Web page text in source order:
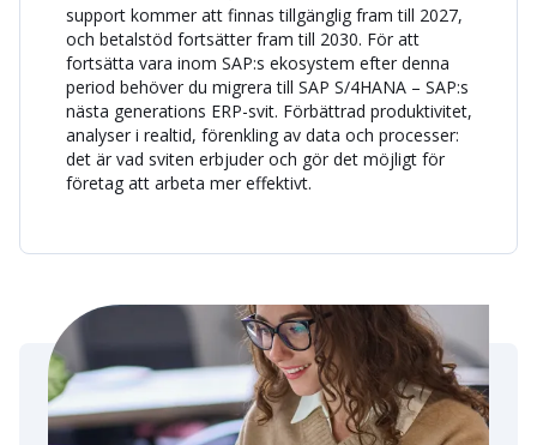
support kommer att finnas tillgänglig fram till 2027,
och betalstöd fortsätter fram till 2030. För att
fortsätta vara inom SAP:s ekosystem efter denna
period behöver du migrera till SAP S/4HANA – SAP:s
nästa generations ERP-svit. Förbättrad produktivitet,
analyser i realtid, förenkling av data och processer:
det är vad sviten erbjuder och gör det möjligt för
företag att arbeta mer effektivt.